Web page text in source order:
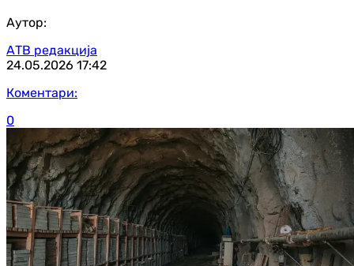
Аутор:
АТВ редакција
24.05.2026 17:42
Коментари:
0